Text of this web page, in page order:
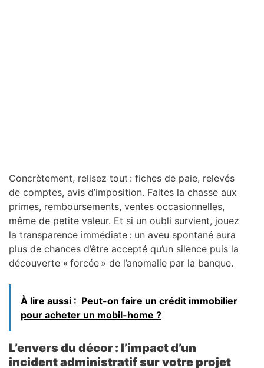
Concrètement, relisez tout : fiches de paie, relevés
de comptes, avis d’imposition. Faites la chasse aux
primes, remboursements, ventes occasionnelles,
même de petite valeur. Et si un oubli survient, jouez
la transparence immédiate : un aveu spontané aura
plus de chances d’être accepté qu’un silence puis la
découverte « forcée » de l’anomalie par la banque.
À lire aussi : Peut-on faire un crédit immobilier
pour acheter un mobil-home ?
L’envers du décor : l’impact d’un
incident administratif sur votre projet